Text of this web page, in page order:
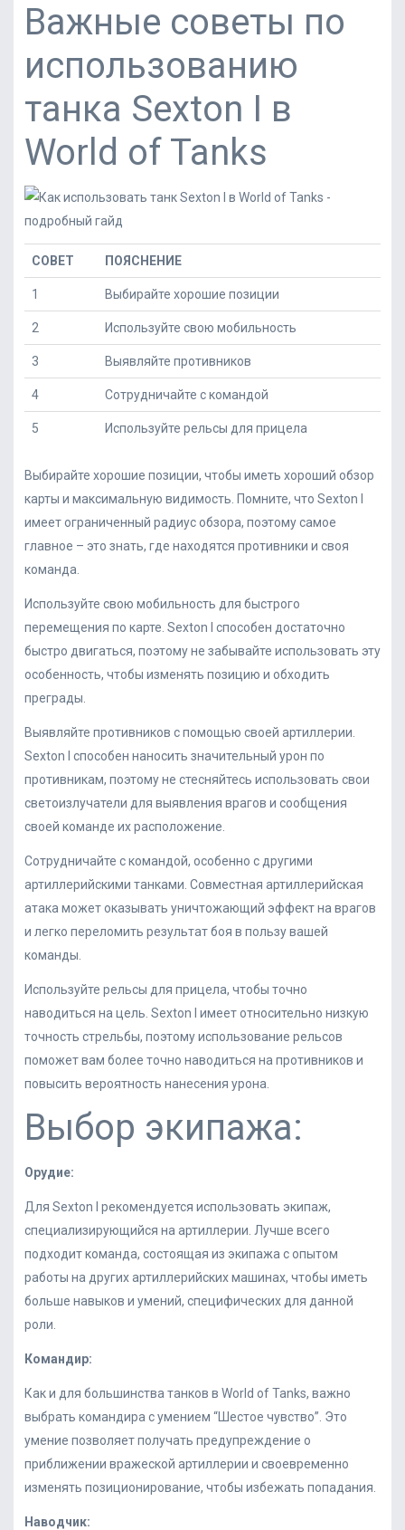
Важные советы по
использованию
танка Sexton I в
World of Tanks
СОВЕТ ПОЯСНЕНИЕ
1 Выбирайте хорошие позиции
2 Используйте свою мобильность
3 Выявляйте противников
4 Сотрудничайте с командой
5 Используйте рельсы для прицела
Выбирайте хорошие позиции, чтобы иметь хороший обзор
карты и максимальную видимость. Помните, что Sexton I
имеет ограниченный радиус обзора, поэтому самое
главное – это знать, где находятся противники и своя
команда.
Используйте свою мобильность для быстрого
перемещения по карте. Sexton I способен достаточно
быстро двигаться, поэтому не забывайте использовать эту
особенность, чтобы изменять позицию и обходить
преграды.
Выявляйте противников с помощью своей артиллерии.
Sexton I способен наносить значительный урон по
противникам, поэтому не стесняйтесь использовать свои
светоизлучатели для выявления врагов и сообщения
своей команде их расположение.
Сотрудничайте с командой, особенно с другими
артиллерийскими танками. Совместная артиллерийская
атака может оказывать уничтожающий эффект на врагов
и легко переломить результат боя в пользу вашей
команды.
Используйте рельсы для прицела, чтобы точно
наводиться на цель. Sexton I имеет относительно низкую
точность стрельбы, поэтому использование рельсов
поможет вам более точно наводиться на противников и
повысить вероятность нанесения урона.
Выбор экипажа:
Орудие:
Для Sexton I рекомендуется использовать экипаж,
специализирующийся на артиллерии. Лучше всего
подходит команда, состоящая из экипажа с опытом
работы на других артиллерийских машинах, чтобы иметь
больше навыков и умений, специфических для данной
роли.
Командир:
Как и для большинства танков в World of Tanks, важно
выбрать командира с умением “Шестое чувство”. Это
умение позволяет получать предупреждение о
приближении вражеской артиллерии и своевременно
изменять позиционирование, чтобы избежать попадания.
Наводчик: